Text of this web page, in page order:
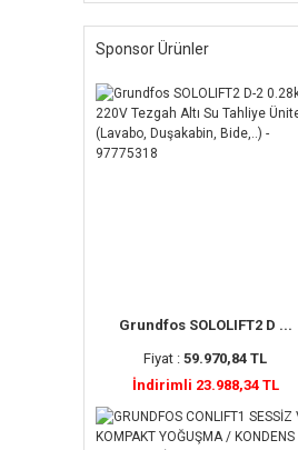
Sponsor Ürünler
Grundfos SOLOLIFT2 D ...
Fiyat :59.970,84 TL
İndirimli 23.988,34 TL